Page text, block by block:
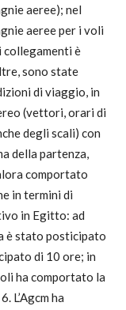
aeree); nel
aeree per i voli
collegamenti è
sono state
di viaggio, in
(vettori, orari di
degli scali) con
della partenza,
comportato
in termini di
in Egitto: ad
è stato posticipato
di 10 ore; in
ha comportato la
L’Agcm ha